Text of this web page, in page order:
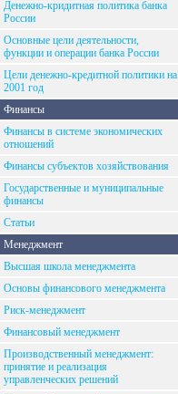
Денежно-кридитная политика банка
России
Основные цели деятельности,
функции и операции банка России
Цели денежно-кредитной политики на
2001 год
Финансы
Финансы в системе экономических
отношений
Финансы субъектов хозяйствования
Государственные и муниципальные
финансы
Статьи
Менеджмент
Высшая школа менеджмента
Основы финансового менеджмента
Риск-менеджмент
Финансовый менеджмент
Производственный менеджмент:
принятие и реализация
управленческих решений